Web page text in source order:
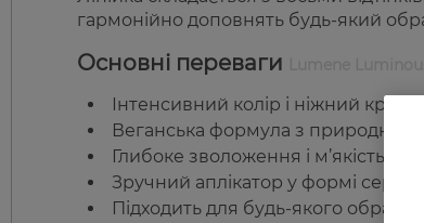
гармонійно доповнять будь-який
Основні переваги
Інтенсивний колір і ніжний
Веганська формула з
Глибоке зволоження і м’якість губ.
Зручний аплікатор у формі серця
Підходить для будь-якого образу